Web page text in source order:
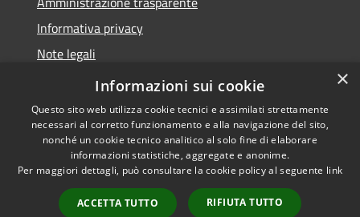
Informativa privacy
Note legali
Dichiarazione di accessibilità
Accessibilità
Copyright © 2026 • Comune di
Cassano d'Adda • Powered by
Municipium•
Accesso
×
Informazioni sui cookie
Questo sito web utilizza cookie tecnici e assimilati strettamente
necessari al corretto funzionamento e alla navigazione del sito,
nonché un cookie tecnico analitico al solo fine di elaborare
informazioni statistiche, aggregate e anonime.
Per maggiori dettagli, può consultare la cookie policy al seguente link
ACCETTA TUTTO RIFIUTA TUTTO